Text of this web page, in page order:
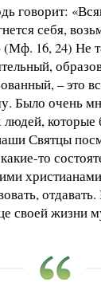
говорит:
себя,
16, 24) Не
– это
Было очень
людей,
Святцы
то
своей жизни